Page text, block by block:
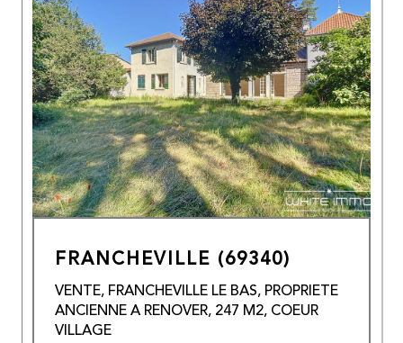
FRANCHEVILLE (69340)
VENTE, FRANCHEVILLE LE BAS, PROPRIETE
ANCIENNE A RENOVER, 247 M2, COEUR
VILLAGE